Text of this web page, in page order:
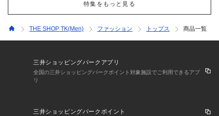
特集をもっと見る
THE SHOP TK(Men) ファッション トップス 商品一覧
三井ショッピングパークアプリ
全国の三井ショッピングパークポイント対象施設でご利用できるアプ
リ
三井ショッピングパークポイント